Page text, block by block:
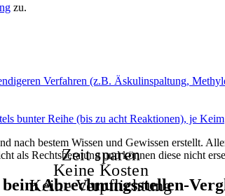
zu.
Verfahren (z.B. Äskulinspaltung,
bunter Reihe (bis zu acht Reaktionen), je Keim
nach bestem Wissen und Gewissen erstellt.
als Rechtsberatung und können diese nicht
Abrechnungsstellen-
Zeit sparen
Keine Kosten
Keine Verpflichtung